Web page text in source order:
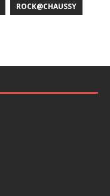
ROCK@CHAUSSY